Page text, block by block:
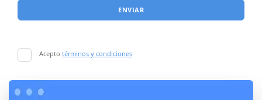
ENVIAR
Acepto términos y condiciones